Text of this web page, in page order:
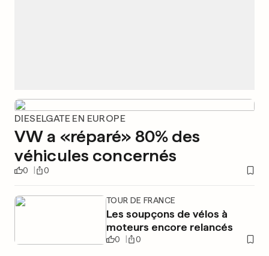
DIESELGATE EN EUROPE
VW a «réparé» 80% des
véhicules concernés
0 0
TOUR DE FRANCE
Les soupçons de vélos à
moteurs encore relancés
0 0